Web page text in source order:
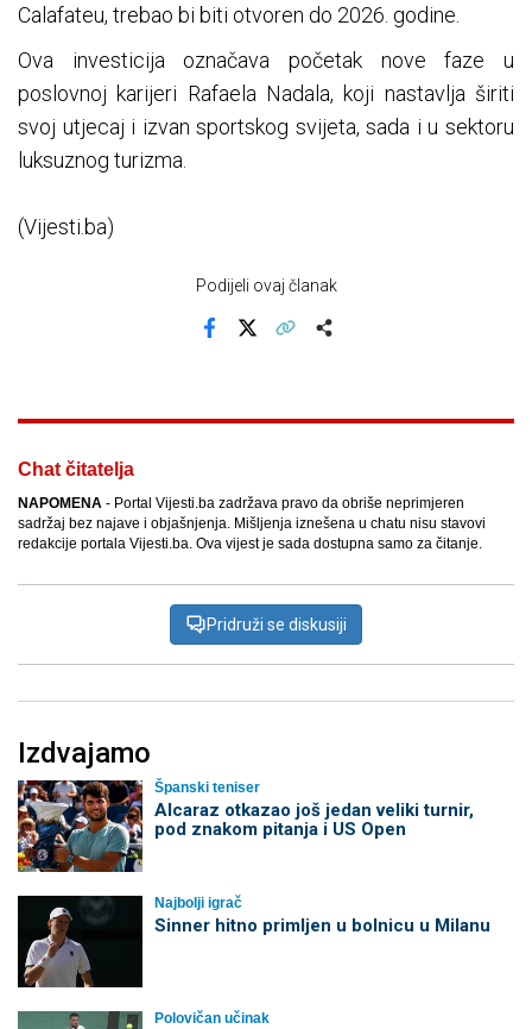
Calafateu, trebao bi biti otvoren do 2026. godine.
Ova investicija označava početak nove faze u
poslovnoj karijeri Rafaela Nadala, koji nastavlja širiti
svoj utjecaj i izvan sportskog svijeta, sada i u sektoru
luksuznog turizma.
(Vijesti.ba)
Podijeli ovaj članak
Chat čitatelja
NAPOMENA - Portal Vijesti.ba zadržava pravo da obriše neprimjeren
sadržaj bez najave i objašnjenja. Mišljenja iznešena u chatu nisu stavovi
redakcije portala Vijesti.ba. Ova vijest je sada dostupna samo za čitanje.
Pridruži se diskusiji
Izdvajamo
Španski teniser
Alcaraz otkazao još jedan veliki turnir,
pod znakom pitanja i US Open
Najbolji igrač
Sinner hitno primljen u bolnicu u Milanu
Polovičan učinak